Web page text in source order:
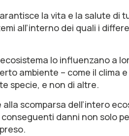
la vita e la salute di
all’interno dei quali i
lo influenzano a
ambiente – come il clima e
specie, e non di altre.
scomparsa dell’intero
danni non solo